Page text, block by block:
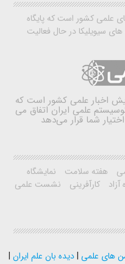
علمی کشور است که پایگاه
سیویلیکا در حال فعالیت
اخبار علمی کشور است که
علمی ایران اتفاق می
شما قرار می‌دهد
هفته سلامت
نمایشگاه
کارآفرینی
نشست علمی
های علمی |دیده بان علم ایران |